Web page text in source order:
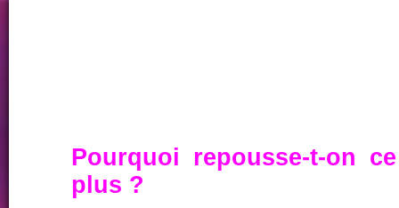
Pourquoi repousse-t-on
plus ?